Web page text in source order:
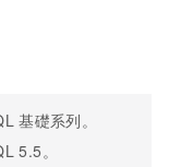
基礎系列。
5.5。